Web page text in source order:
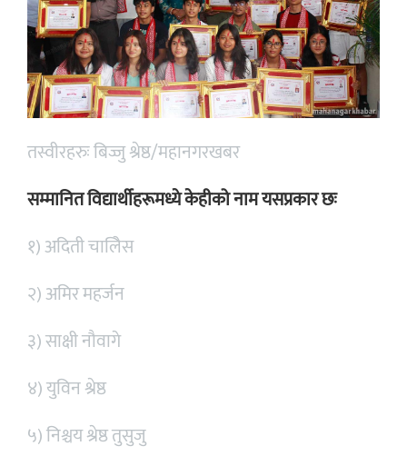
तस्वीरहरुः बिज्जु श्रेष्ठ/महानगरखबर
सम्मानित विद्यार्थीहरूमध्ये केहीको नाम यसप्रकार छः
१) अदिती चालिेस
२) अमिर महर्जन
३) साक्षी नौवागे
४) युविन श्रेष्ठ
५) निश्चय श्रेष्ठ तुसुजु